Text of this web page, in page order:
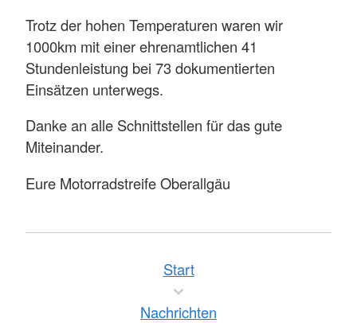
Trotz der hohen Temperaturen waren wir
1000km mit einer ehrenamtlichen 41
Stundenleistung bei 73 dokumentierten
Einsätzen unterwegs.
Danke an alle Schnittstellen für das gute
Miteinander.
Eure Motorradstreife Oberallgäu
Start
Nachrichten